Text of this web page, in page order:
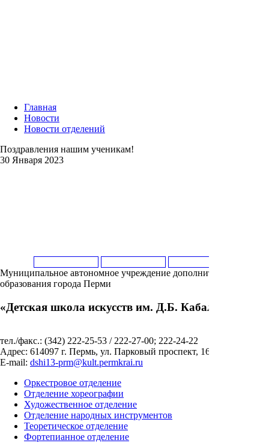
Главная
Новости
Новости отделений
Поздравления нашим ученикам!
30 Января 2023
Муниципальное автономное учреждение дополнительного
образования города Перми
«Детская школа искусств им. Д.Б. Кабалевского»
тел./факс.: (342) 222-25-53 / 222-27-00; 222-24-22
Адрес: 614097 г. Пермь, ул. Парковый проспект, 16
E-mail: dshi13-prm@kult.permkrai.ru
Оркестровое отделение
Отделение хореографии
Художественное отделение
Отделение народных инструментов
Теоретическое отделение
Фортепианное отделение